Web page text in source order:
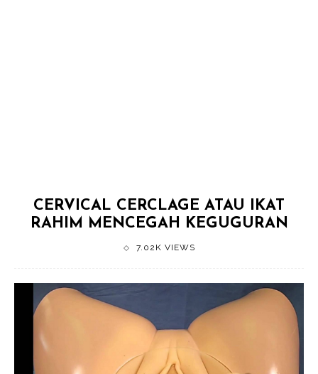
CERVICAL CERCLAGE ATAU IKAT
RAHIM MENCEGAH KEGUGURAN
7.02K VIEWS